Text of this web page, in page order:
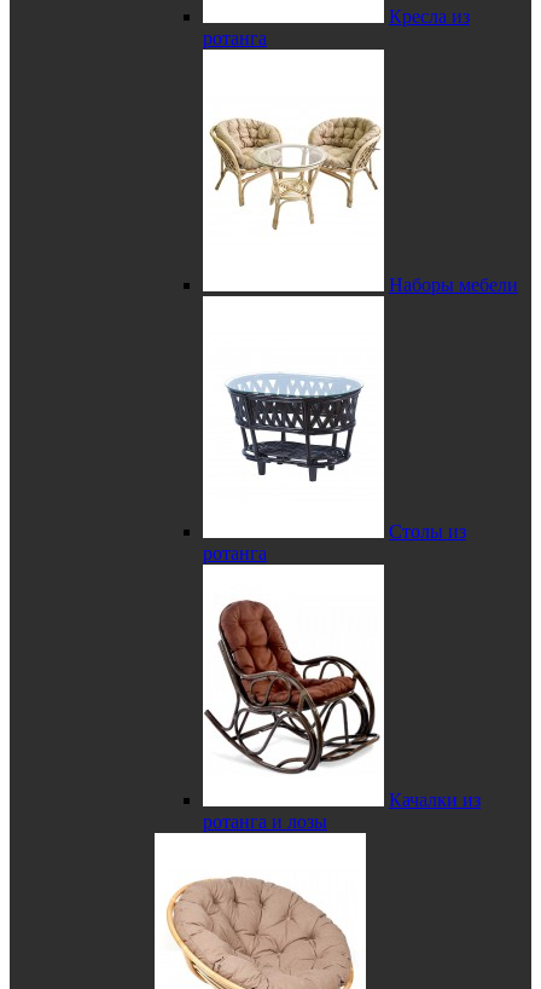
Кресла из
ротанга
Наборы мебели
Столы из
ротанга
Качалки из
ротанга и лозы